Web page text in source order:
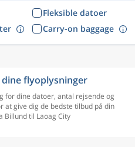
Fleksible datoer
Carry-on baggage
flyoplysninger
for dine datoer, antal rejsende og
at give dig de bedste tilbud på din
Billund til Laoag City